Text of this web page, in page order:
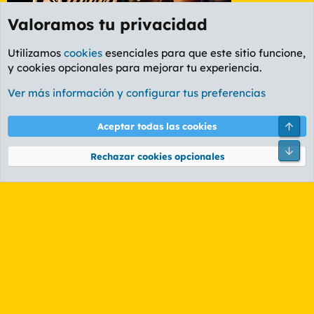
Foro Rapiñas
Cookies
PL OLDSTYLE AMARILLO
Términos y reglas Política de privacidad Ayuda
Community platform by XenForo® © 2010-2026 XenForo Ltd.
Valoramos tu privacidad
Utilizamos cookies esenciales para que este sitio funcione,
y cookies opcionales para mejorar tu experiencia.
Ver más información y configurar tus preferencias
Aceptar todas las cookies
Rechazar cookies opcionales
Pie